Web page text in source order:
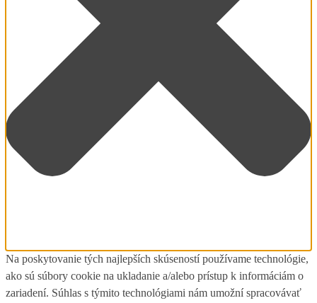
Na poskytovanie tých najlepších skúseností používame technológie,
ako sú súbory cookie na ukladanie a/alebo prístup k informáciám o
zariadení. Súhlas s týmito technológiami nám umožní spracovávať